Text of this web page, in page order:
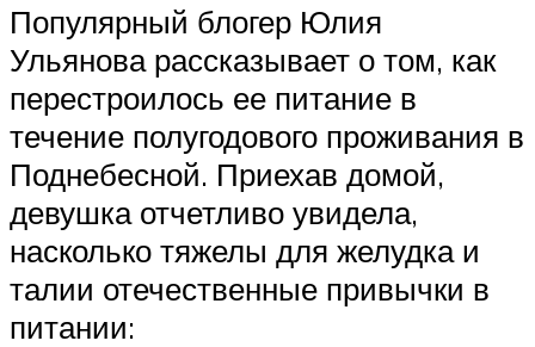
Популярный блогер Юлия
Ульянова рассказывает о том, как
перестроилось ее питание в
течение полугодового проживания в
Поднебесной. Приехав домой,
девушка отчетливо увидела,
насколько тяжелы для желудка и
талии отечественные привычки в
питании: